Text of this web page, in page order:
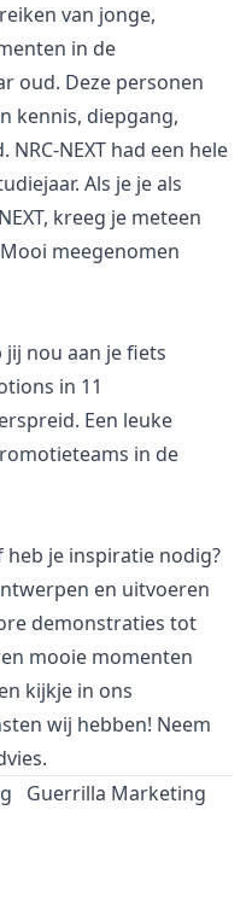
van jonge,
in de
oud. Deze personen
kennis, diepgang,
NEXT had een hele
Als je je als
kreeg je meteen
meegenomen
jij nou aan je fiets
in 11
Een leuke
in de
je inspiratie nodig?
en uitvoeren
demonstraties tot
mooie momenten
kijkje in ons
wij hebben! Neem
Guerrilla Marketing